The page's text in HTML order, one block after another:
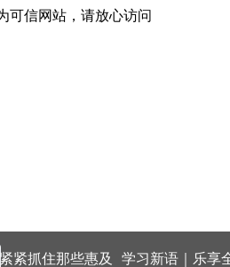
住那些惠及 学习新语｜乐享全民